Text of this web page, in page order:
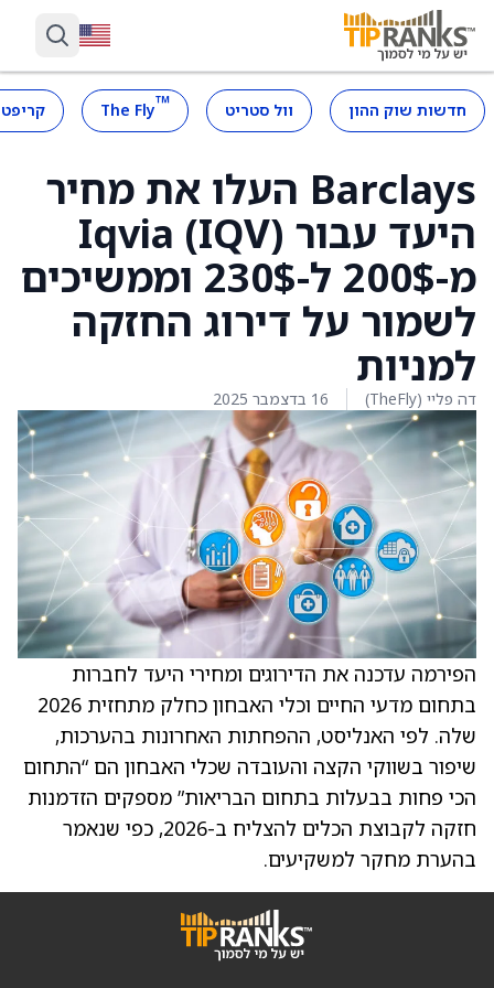
חדשות שוק ההון וול סטריט ™
The Fly
Barclays העלו את מחיר
היעד עבור Iqvia (IQV)
מ-200$ ל-230$ וממשיכים
לשמור על דירוג החזקה
למניות
דה פליי (TheFly) 16 בדצמבר 2025
הפירמה עדכנה את הדירוגים ומחירי היעד לחברות
בתחום מדעי החיים וכלי האבחון כחלק מתחזית 2026
שלה. לפי האנליסט, ההפחתות האחרונות בהערכות,
שיפור בשווקי הקצה והעובדה שכלי האבחון הם “התחום
הכי פחות בבעלות בתחום הבריאות” מספקים הזדמנות
חזקה לקבוצת הכלים להצליח ב-2026, כפי שנאמר
בהערת מחקר למשקיעים.